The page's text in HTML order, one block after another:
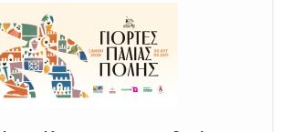
δίνουμε σαφείς πληροφορίες